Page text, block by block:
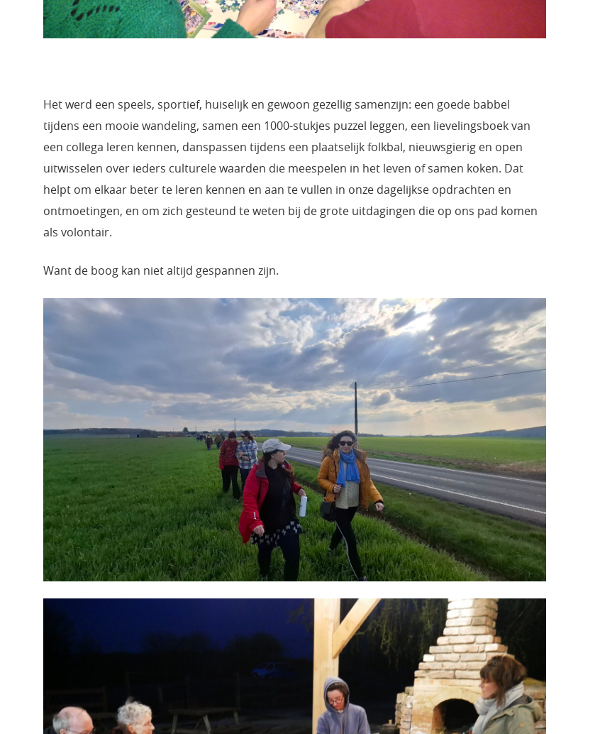
Het werd een speels, sportief, huiselijk en gewoon gezellig samenzijn: een goede babbel
tijdens een mooie wandeling, samen een 1000-stukjes puzzel leggen, een lievelingsboek van
een collega leren kennen, danspassen tijdens een plaatselijk folkbal, nieuwsgierig en open
uitwisselen over ieders culturele waarden die meespelen in het leven of samen koken. Dat
helpt om elkaar beter te leren kennen en aan te vullen in onze dagelijkse opdrachten en
ontmoetingen, en om zich gesteund te weten bij de grote uitdagingen die op ons pad komen
als volontair.
Want de boog kan niet altijd gespannen zijn.